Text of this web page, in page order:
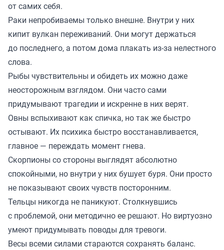
от самих себя.
Раки непробиваемы только внешне. Внутри у них
кипит вулкан переживаний. Они могут держаться
до последнего, а потом дома плакать из-за нелестного
слова.
Рыбы чувствительны и обидеть их можно даже
неосторожным взглядом. Они часто сами
придумывают трагедии и искренне в них верят.
Овны вспыхивают как спичка, но так же быстро
остывают. Их психика быстро восстанавливается,
главное — переждать момент гнева.
Скорпионы со стороны выглядят абсолютно
спокойными, но внутри у них бушует буря. Они просто
не показывают своих чувств посторонним.
Тельцы никогда не паникуют. Столкнувшись
с проблемой, они методично ее решают. Но виртуозно
умеют придумывать поводы для тревоги.
Весы всеми силами стараются сохранять баланс.